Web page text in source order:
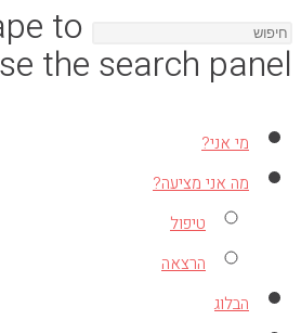
to
the search panel.
מי אני?
מה אני מציעה?
טיפול
הרצאה
הבלוג